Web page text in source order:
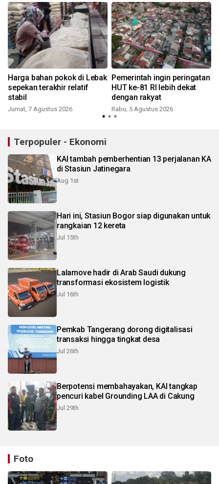
Harga bahan pokok di Lebak
sepekan terakhir relatif
stabil
Jumat, 7 Agustus 2026
Pemerintah ingin peringatan
HUT ke-81 RI lebih dekat
dengan rakyat
Rabu, 5 Agustus 2026
Terpopuler - Ekonomi
KAI tambah pemberhentian 13 perjalanan KA
di Stasiun Jatinegara
Aug 1st
Hari ini, Stasiun Bogor siap digunakan untuk
rangkaian 12 kereta
Jul 15th
Lalamove hadir di Arab Saudi dukung
transformasi ekosistem logistik
Jul 16th
Pemkab Tangerang dorong digitalisasi
transaksi hingga tingkat desa
Jul 26th
Berpotensi membahayakan, KAI tangkap
pencuri kabel Grounding LAA di Cakung
Jul 29th
Foto